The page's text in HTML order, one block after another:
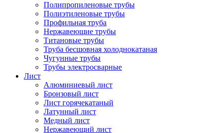
Полипропиленовые трубы
Полиэтиленовые трубы
Профильная труба
Нержавеющие трубы
Титановые трубы
Труба бесшовная холоднокатаная
Чугунные трубы
Трубы электросварные
Лист
Алюминиевый лист
Бронзовый лист
Лист горячекатаный
Латунный лист
Медный лист
Нержавеющий лист